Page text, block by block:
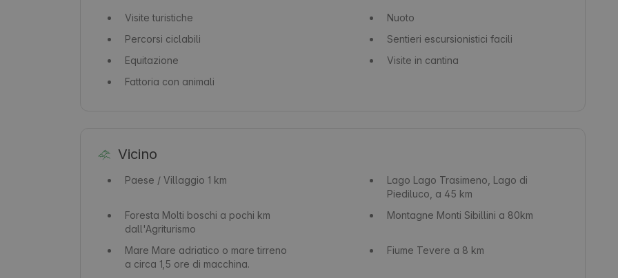
Visite turistiche
Nuoto
Percorsi ciclabili
Sentieri escursionistici facili
Equitazione
Visite in cantina
Fattoria con animali
Vicino
Paese / Villaggio 1 km Lago Lago Trasimeno, Lago di
Piediluco, a 45 km
Foresta Molti boschi a pochi km
dall'Agriturismo
Montagne Monti Sibillini a 80km
Mare Mare adriatico o mare tirreno
a circa 1,5 ore di macchina.
Fiume Tevere a 8 km